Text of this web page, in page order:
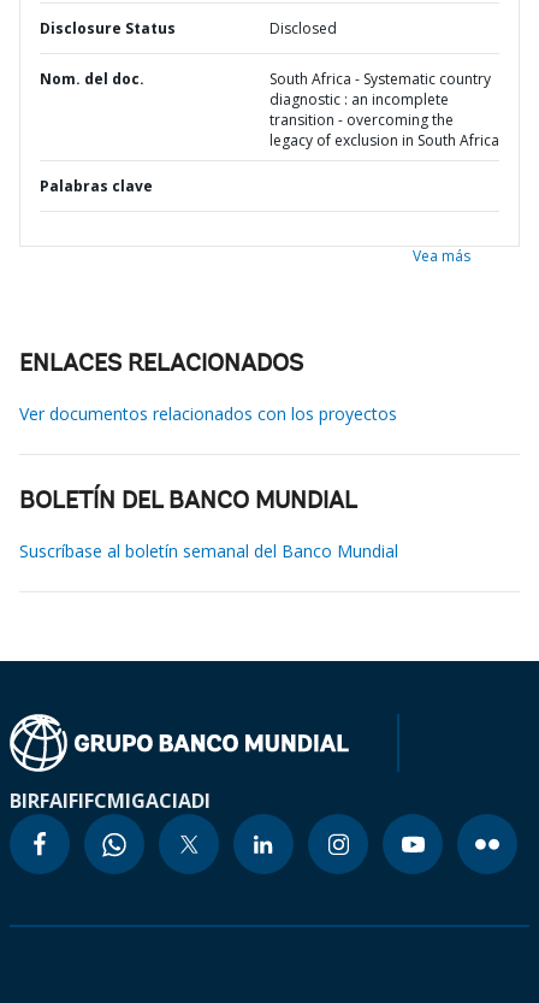
Disclosure Status Disclosed
Nom. del doc.
South Africa - Systematic country
diagnostic : an incomplete
transition - overcoming the
legacy of exclusion in South Africa
Palabras clave
Vea más
ENLACES RELACIONADOS
Ver documentos relacionados con los proyectos
BOLETÍN DEL BANCO MUNDIAL
Suscríbase al boletín semanal del Banco Mundial
BIRFAIFIFCMIGACIADI